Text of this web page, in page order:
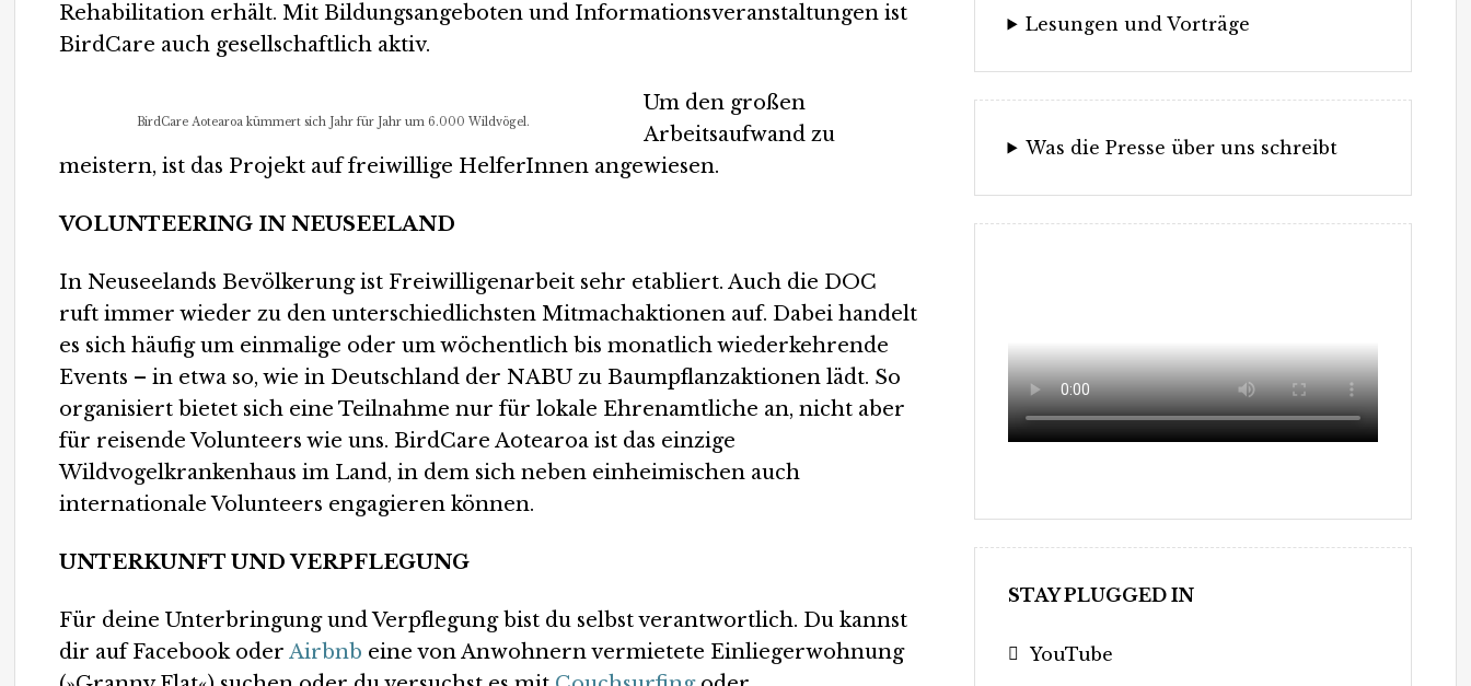
Rehabilitation erhält. Mit Bildungsangeboten und Informationsveranstaltungen ist
BirdCare auch gesellschaftlich aktiv.
BirdCare Aotearoa kümmert sich Jahr für Jahr um 6.000 Wildvögel.
Um den großen
Arbeitsaufwand zu
meistern, ist das Projekt auf freiwillige HelferInnen angewiesen.
VOLUNTEERING IN NEUSEELAND
In Neuseelands Bevölkerung ist Freiwilligenarbeit sehr etabliert. Auch die DOC
ruft immer wieder zu den unterschiedlichsten Mitmachaktionen auf. Dabei handelt
es sich häufig um einmalige oder um wöchentlich bis monatlich wiederkehrende
Events – in etwa so, wie in Deutschland der NABU zu Baumpflanzaktionen lädt. So
organisiert bietet sich eine Teilnahme nur für lokale Ehrenamtliche an, nicht aber
für reisende Volunteers wie uns. BirdCare Aotearoa ist das einzige
Wildvogelkrankenhaus im Land, in dem sich neben einheimischen auch
internationale Volunteers engagieren können.
UNTERKUNFT UND VERPFLEGUNG
Für deine Unterbringung und Verpflegung bist du selbst verantwortlich. Du kannst
dir auf Facebook oderAirbnb eine von Anwohnern vermietete Einliegerwohnung
Lesungen und Vorträge
Was die Presse über uns schreibt
STAY PLUGGED IN
YouTube